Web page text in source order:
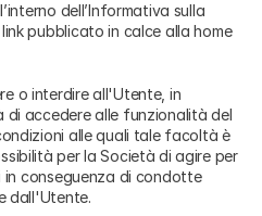
dell’Informativa sulla
pubblicato in calce alla home
o interdire all'Utente, in
accedere alle funzionalità del
alle quali tale facoltà è
per la Società di agire per
in conseguenza di condotte
dall'Utente.